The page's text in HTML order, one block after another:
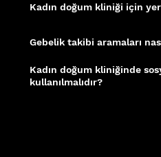
Kadın doğum kliniği için
Gebelik takibi aramaları
Kadın doğum kliniğinde
kullanılmalıdır?